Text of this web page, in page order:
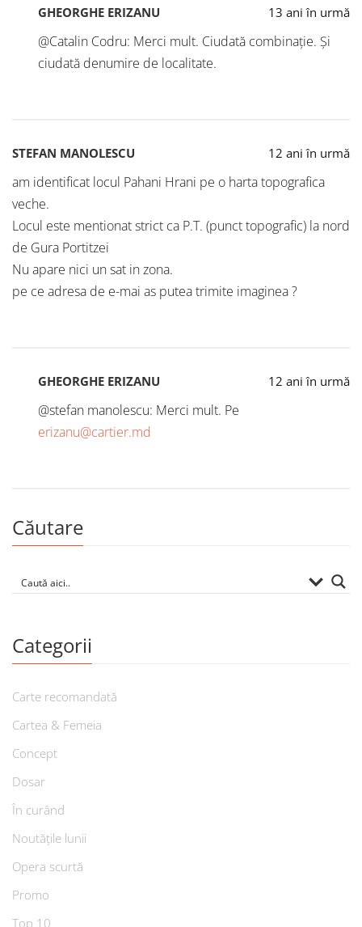
GHEORGHE ERIZANU 13 ani în urmă
@Catalin Codru: Merci mult. Ciudată combinație. Și
ciudată denumire de localitate.
STEFAN MANOLESCU 12 ani în urmă
am identificat locul Pahani Hrani pe o harta topografica
veche.
Locul este mentionat strict ca P.T. (punct topografic) la nord
de Gura Portitzei
Nu apare nici un sat in zona.
pe ce adresa de e-mai as putea trimite imaginea ?
GHEORGHE ERIZANU 12 ani în urmă
@stefan manolescu: Merci mult. Pe
erizanu@cartier.md
Căutare
Categorii
Carte recomandată
Cartea & Femeia
Concept
Dosar
În curând
Noutățile lunii
Opera scurtă
Promo
Top 10